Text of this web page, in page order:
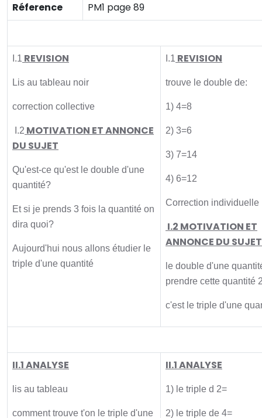
Réference
PM1 page 89
I.1 REVISION
Lis au tableau noir
correction collective
I.2 MOTIVATION ET ANNONCE
DU SUJET
Qu'est-ce qu'est le double d'une
quantité?
Et si je prends 3 fois la quantité on
dira quoi?
Aujourd'hui nous allons étudier le
triple d'une quantité
I.1 REVISION
trouve le double de:
1) 4=8
2) 3=6
3) 7=14
4) 6=12
Correction individuelle
I.2 MOTIVATION ET
ANNONCE DU SUJET
le double d'une
prendre cette quantité
c'est le triple d'une
II.1 ANALYSE
lis au tableau
comment trouve t'on le triple d'une
II.1 ANALYSE
1) le triple d 2=
2) le triple de 4=